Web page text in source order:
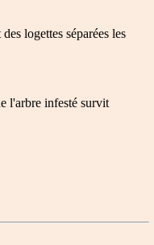
logettes séparées les
l'arbre infesté survit